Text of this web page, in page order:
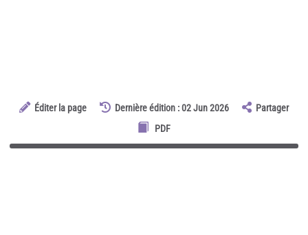
Éditer la page Dernière édition : 02 Jun 2026
Partager
PDF